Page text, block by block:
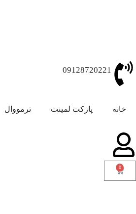
09128720221
خانه پارکت لمینت ترمووال
0